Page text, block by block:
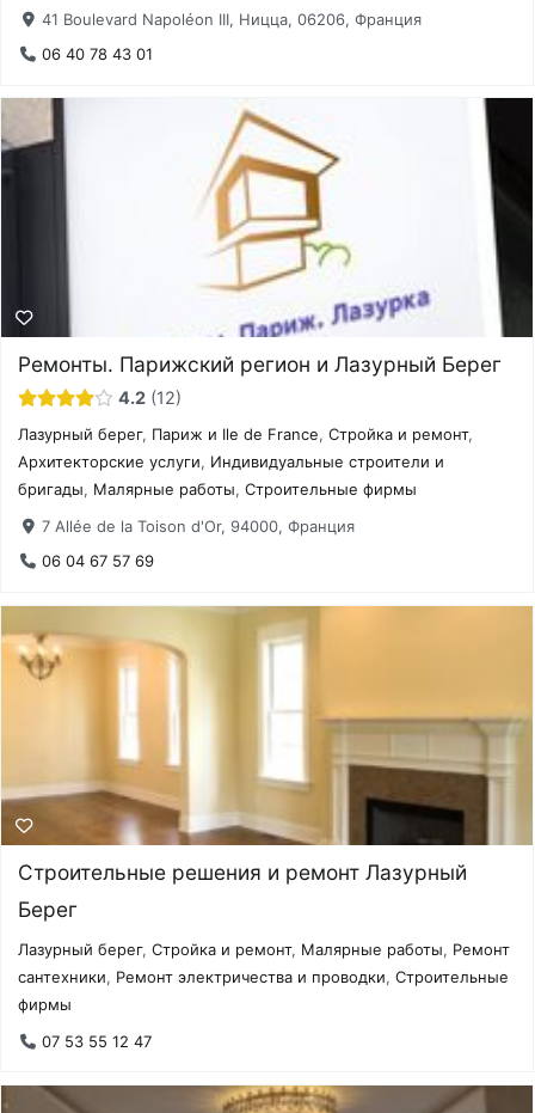
41 Boulevard Napoléon III, Ницца, 06206, Франция
06 40 78 43 01
Ремонты. Парижский регион и Лазурный Берег
4.2 12
Лазурный берег, Париж и Ile de France,Стройка и ремонт,
Архитекторские услуги, Индивидуальные строители и
бригады, Малярные работы,Строительные фирмы
7 Allée de la Toison d'Or, 94000, Франция
06 04 67 57 69
Строительные решения и ремонт Лазурный
Берег
Лазурный берег,Стройка и ремонт, Малярные работы, Ремонт
сантехники, Ремонт электричества и проводки,Строительные
фирмы
07 53 55 12 47